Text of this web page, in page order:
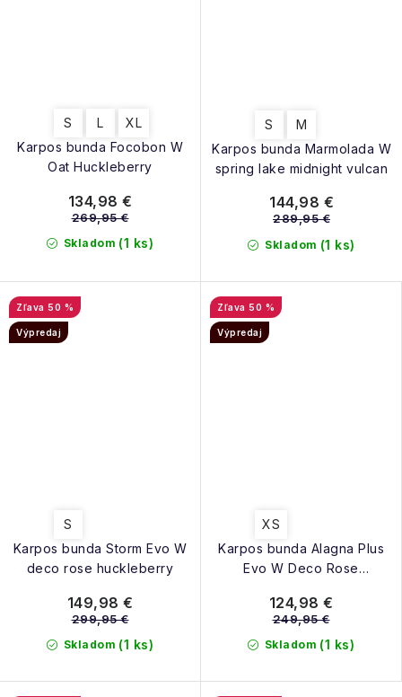
Karpos bunda Focobon W
Oat Huckleberry
S L XL
Skladom (1 ks)
134,98 €
269,95 €
Karpos bunda Marmolada W
spring lake midnight vulcan
S M
Skladom (1 ks)
144,98 €
289,95 €
Karpos bunda Storm Evo W
deco rose huckleberry
50 %
Výpredaj
S
Skladom (1 ks)
149,98 €
299,95 €
Karpos bunda Alagna Plus
Evo W Deco Rose
50 %
Výpredaj
XS
Skladom (1 ks)
124,98 €
249,95 €